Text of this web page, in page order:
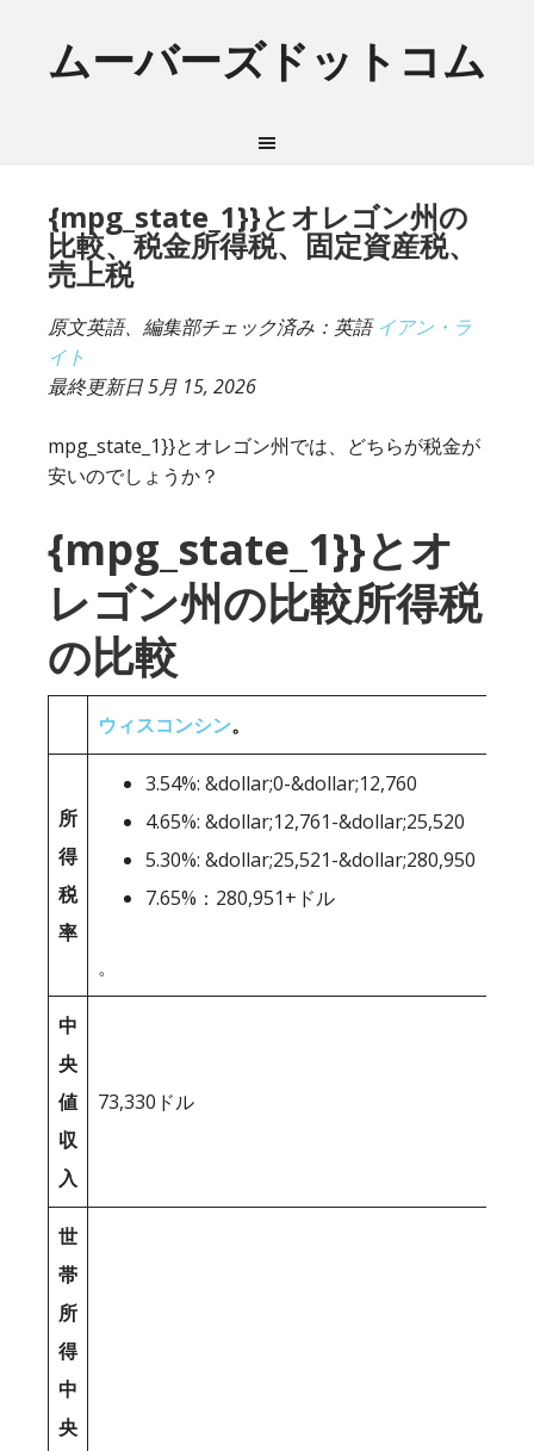
ムーバーズドットコム
{mpg_state_1}}とオレゴン州の
比較、税金所得税、固定資産税、
売上税
原文英語、編集部チェック済み：英語イアン・ラ
イト
最終更新日5月 15, 2026
mpg_state_1}}とオレゴン州では、どちらが税金が
安いのでしょうか？
{mpg_state_1}}とオ
レゴン州の比較所得税
の比較
ウィスコンシン。
所
得
税
率
3.54%: &dollar;0-&dollar;12,760
4.65%: &dollar;12,761-&dollar;25,520
5.30%: &dollar;25,521-&dollar;280,950
7.65%：280,951+ドル
。
中
央
値
収
入
73,330ドル
世
帯
所
得
中
央